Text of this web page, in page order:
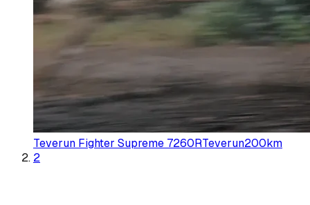
Teverun Fighter Supreme 7260RTeverun200km
2